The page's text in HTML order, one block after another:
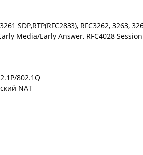
SDP,RTP(RFC2833), RFC3262, 3263,
Media/Early Answer, RFC4028
802.1Q
NAT